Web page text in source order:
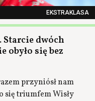
EKSTRAKLASA
Starcie dwóch
obyło się bez
przyniósł nam
się triumfem Wisły